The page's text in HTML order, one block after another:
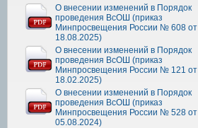
О внесении изменений в Порядок
проведения ВсОШ (приказ
Минпросвещения России № 608 от
18.08.2025)
О внесении изменений в Порядок
проведения ВсОШ (приказ
Минпросвещения России № 121 от
18.02.2025)
О внесении изменений в Порядок
проведения ВсОШ (приказ
Минпросвещения России № 528 от
05.08.2024)